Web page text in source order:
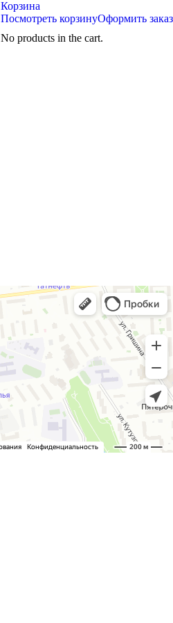
Корзина
Посмотреть корзинуОформить заказ
No products in the cart.